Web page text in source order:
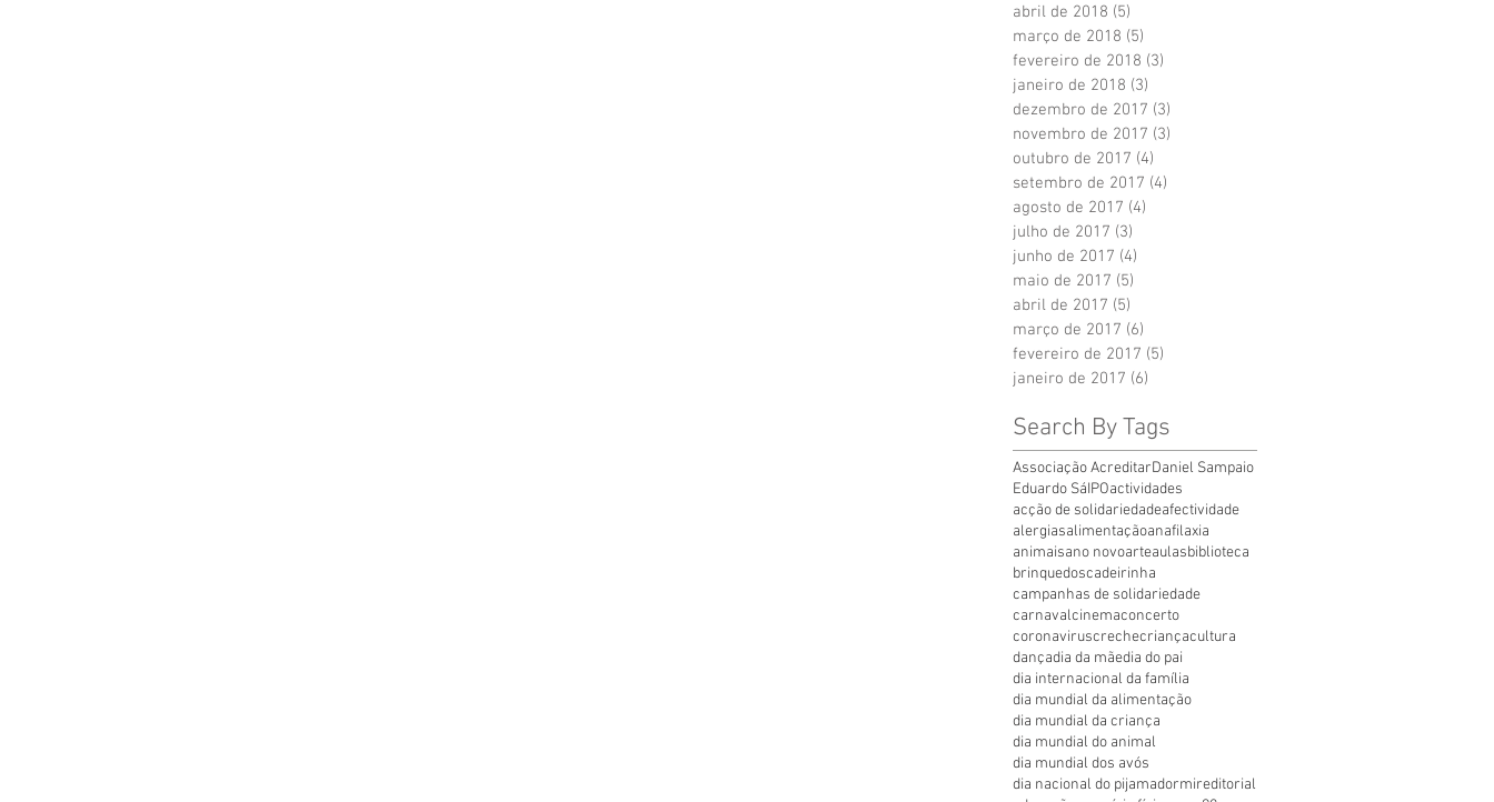
abril de 2018 (5)
março de 2018 (5)
fevereiro de 2018 (3)
janeiro de 2018 (3)
dezembro de 2017 (3)
novembro de 2017 (3)
outubro de 2017 (4)
setembro de 2017 (4)
agosto de 2017 (4)
julho de 2017 (3)
junho de 2017 (4)
maio de 2017 (5)
abril de 2017 (5)
março de 2017 (6)
fevereiro de 2017 (5)
janeiro de 2017 (6)
Search By Tags
Associação AcreditarDaniel Sampaio
Eduardo SáIPOactividades
acção de solidariedadeafectividade
alergiasalimentaçãoanafilaxia
animaisano novoarteaulasbiblioteca
brinquedoscadeirinha
campanhas de solidariedade
carnavalcinemaconcerto
coronaviruscrechecriançacultura
dançadia da mãedia do pai
dia internacional da família
dia mundial da alimentação
dia mundial da criança
dia mundial do animal
dia mundial dos avós
dia nacional do pijamadormireditorial